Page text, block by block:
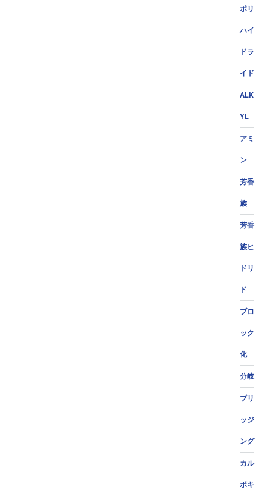
ポリ
ハイ
ドラ
イド
ALK
YL
アミ
ン
芳香
族
芳香
族ヒ
ドリ
ド
ブロ
ック
化
分岐
ブリ
ッジ
ング
カル
ボキ